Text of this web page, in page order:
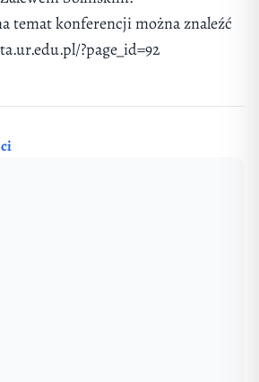
temat konferencji można znaleźć
?page_id=92